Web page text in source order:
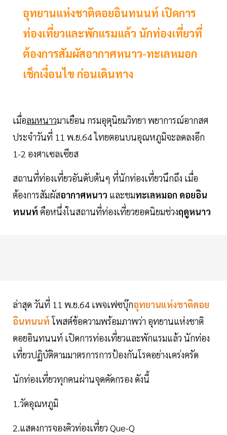
อุทยานแห่งชาติดอยอินทนนท์ เปิดการ
ท่องเที่ยวและพักแรมแล้ว นักท่องเที่ยวที่
ต้องการสัมผัสอากาศหนาว-ทะเลหมอก
เช็กเงื่อนไข ก่อนเดินทาง
เมื่อลมหนาวมาเยือน กรมอุตุนิยมวิทยา พยาการณ์อากสศ
ประจำวันที่ 11 พ.ย.64 ไทยตอนบนอุณหภูมิจะลดลงอีก
1-2 องศาเซลเซียส
สถานที่ท่องเที่ยวอันดับต้นๆ ที่นักท่องเที่ยวนึกถึง เมื่อ
ต้องการสัมผัสอากาศหนาว และชมทะเลหมอก ดอยอิน
ทนนท์ คือหนึ่งในสถานที่ท่องเที่ยวยอดนิยมช่วงฤดูหนาว
ล่าสุด วันที่ 11 พ.ย.64 เพจเฟซบุ๊กอุทยานแห่งชาติดอย
อินทนนท์โพสต์ข้อความพร้อมภาพว่า อุทยานแห่งชาติ
ดอยอินทนนท์ เปิดการท่องเที่ยวและพักแรมแล้ว นักท่อง
เที่ยวปฏิบัติตามมาตรการการป้องกันโรคอย่างเคร่งครัด
นักท่องเที่ยวทุกคนผ่านจุดคัดกรอง ดังนี้
1.วัดอุณหภูมิ
2.แสดงการจองคิวท่องเที่ยว Que-Q